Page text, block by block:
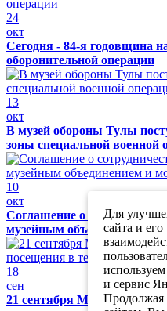
24
окт
Сегодня - 84-я годовщина
оборонительной операции
13
окт
В музей обороны Тулы
зоны специальной военной
10
окт
Соглашение о
музейным объединением и
18
сен
21 сентября Музей
Для
сайта и его
и сервис
Продолжая